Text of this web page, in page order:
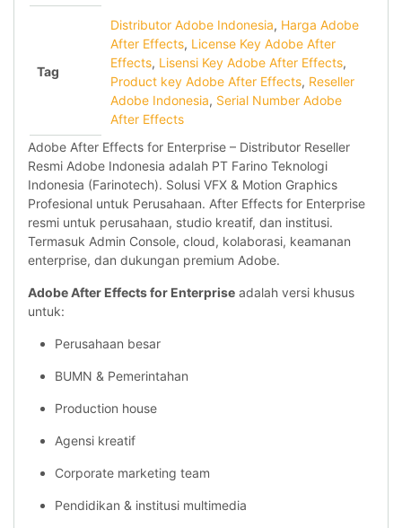
Tag
Distributor Adobe Indonesia, Harga Adobe
After Effects, License Key Adobe After
Effects, Lisensi Key Adobe After Effects,
Product key Adobe After Effects, Reseller
Adobe Indonesia, Serial Number Adobe
After Effects
Adobe After Effects for Enterprise – Distributor Reseller
Resmi Adobe Indonesia adalah PT Farino Teknologi
Indonesia (Farinotech). Solusi VFX & Motion Graphics
Profesional untuk Perusahaan. After Effects for Enterprise
resmi untuk perusahaan, studio kreatif, dan institusi.
Termasuk Admin Console, cloud, kolaborasi, keamanan
enterprise, dan dukungan premium Adobe.
Adobe After Effects for Enterprise adalah versi khusus
untuk:
Perusahaan besar
BUMN & Pemerintahan
Production house
Agensi kreatif
Corporate marketing team
Pendidikan & institusi multimedia